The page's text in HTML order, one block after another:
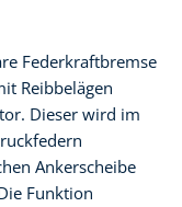
Federkraftbremse
Reibbelägen
Dieser wird im
Ankerscheibe
Funktion